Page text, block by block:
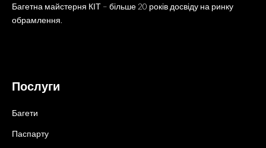
Багетна майстерня КІТ – більше 20 років досвіду на ринку
обрамлення.
Послуги
Багети
Паспарту